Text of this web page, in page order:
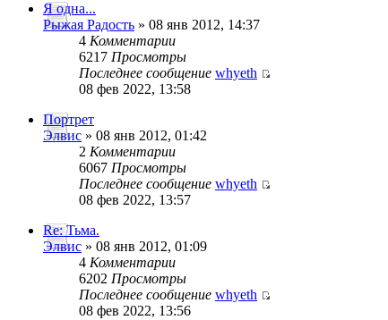
Я одна...
Рыжая Радость » 08 янв 2012, 14:37
4 Комментарии
6217 Просмотры
Последнее сообщение whyeth
08 фев 2022, 13:58
Портрет
Элвис » 08 янв 2012, 01:42
2 Комментарии
6067 Просмотры
Последнее сообщение whyeth
08 фев 2022, 13:57
Re: Тьма.
Элвис » 08 янв 2012, 01:09
4 Комментарии
6202 Просмотры
Последнее сообщение whyeth
08 фев 2022, 13:56